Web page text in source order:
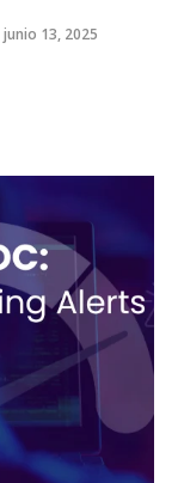
junio 13, 2025